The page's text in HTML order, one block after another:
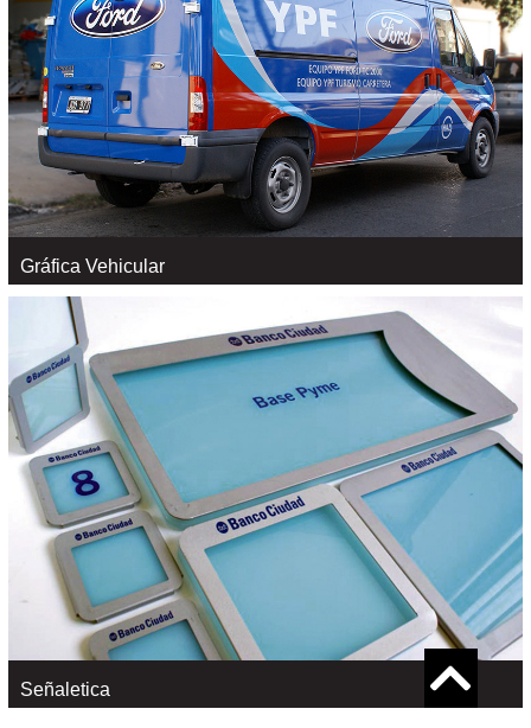
Material POP
VER +
Gráfica Vehicular
Gráfica Vehicular
VER +
Señaletica